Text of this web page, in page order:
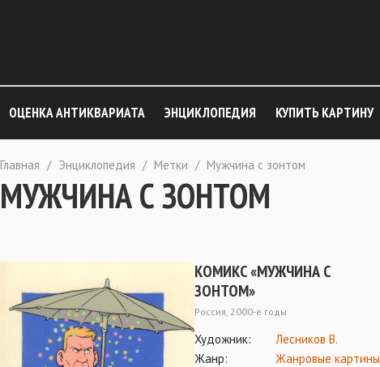
ОЦЕНКА АНТИКВАРИАТА ЭНЦИКЛОПЕДИЯ КУПИТЬ КАРТИНУ
Главная / Энциклопедия / Метки / Мужчина с зонтом
МУЖЧИНА С ЗОНТОМ
КОМИКС «МУЖЧИНА С
ЗОНТОМ»
Россия, 2000-е годы
Художник:
Лесников В.
Жанр:
Жанровые картины